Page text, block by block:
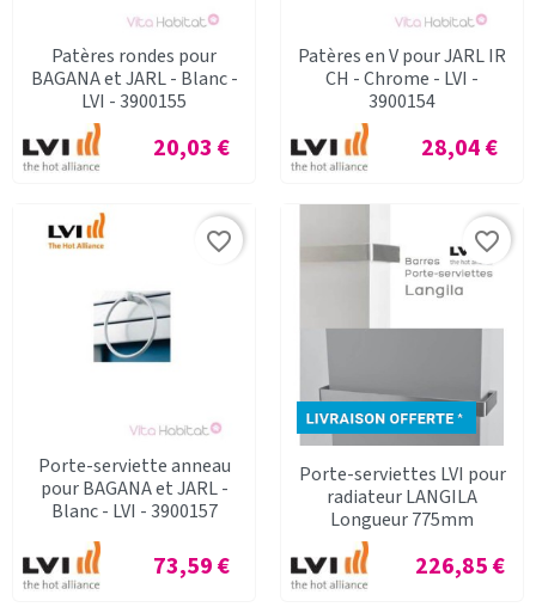
Patères rondes pour
BAGANA et JARL - Blanc -
LVI - 3900155
Prix
20,03 €
Patères en V pour JARL IR
CH - Chrome - LVI -
3900154
Prix
28,04 €
Porte-serviette anneau
pour BAGANA et JARL -
Blanc - LVI - 3900157
Prix
73,59 €
favorite_border
Porte-serviettes LVI pour
radiateur LANGILA
Longueur 775mm
Prix
226,85 €
favorite_border